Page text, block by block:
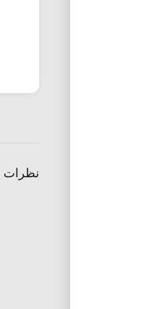
نظرات تا 70% تخفیف پیشنهاد شگفت